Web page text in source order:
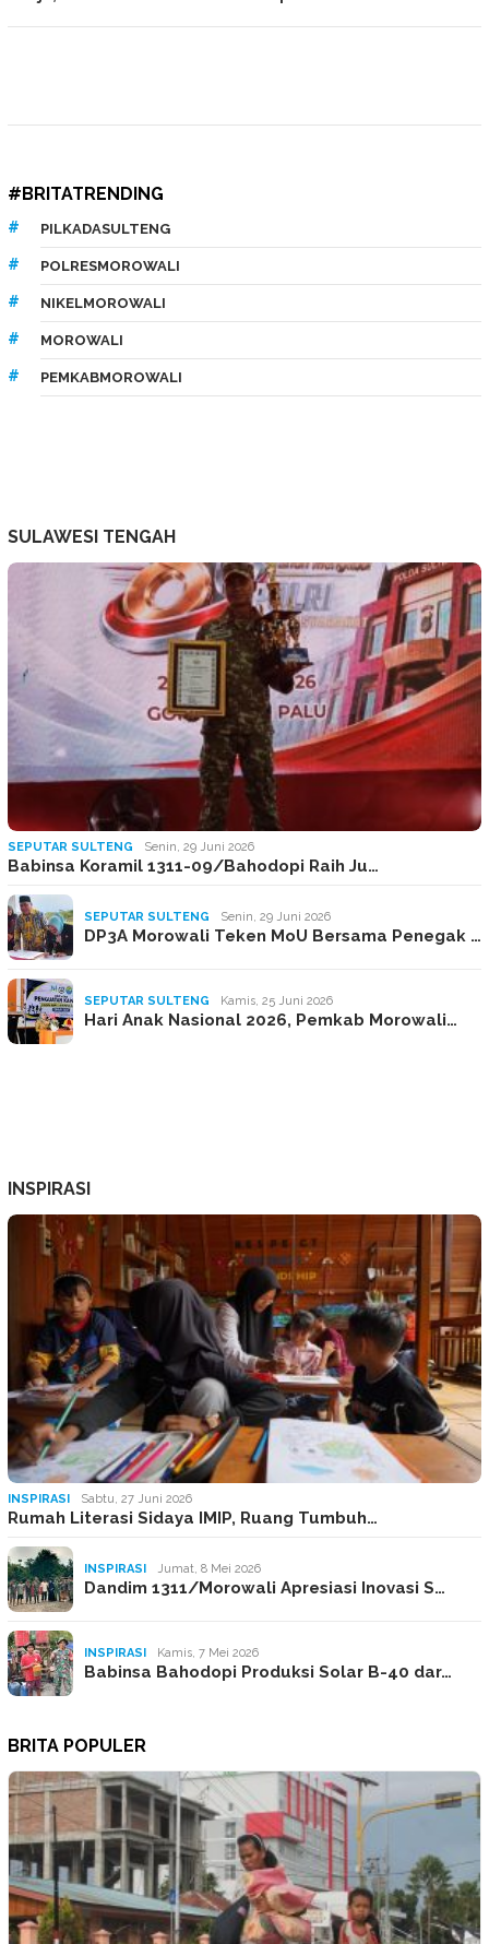
#BRITATRENDING
PILKADASULTENG
POLRESMOROWALI
NIKELMOROWALI
MOROWALI
PEMKABMOROWALI
SULAWESI TENGAH
SEPUTAR SULTENG Senin, 29 Juni 2026
Babinsa Koramil 1311-09/Bahodopi Raih Ju…
SEPUTAR SULTENG Senin, 29 Juni 2026
DP3A Morowali Teken MoU Bersama Penegak …
SEPUTAR SULTENG Kamis, 25 Juni 2026
Hari Anak Nasional 2026, Pemkab Morowali…
INSPIRASI
INSPIRASI Sabtu, 27 Juni 2026
Rumah Literasi Sidaya IMIP, Ruang Tumbuh…
INSPIRASI Jumat, 8 Mei 2026
Dandim 1311/Morowali Apresiasi Inovasi S…
INSPIRASI Kamis, 7 Mei 2026
Babinsa Bahodopi Produksi Solar B-40 dar…
BRITA POPULER